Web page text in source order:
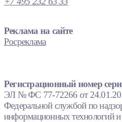
Реклама на сайте
Росреклама
Регистрационный номер
ЭЛ № ФС 77-72266 от
Федеральной службой по
информационных технологий